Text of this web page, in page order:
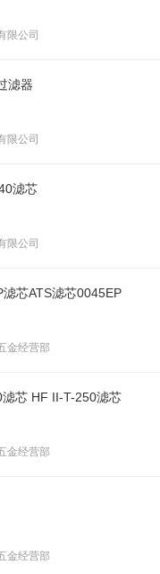
限公司
滤器
限公司
滤芯
限公司
芯ATS滤芯0045EP
金经营部
芯 HF II-T-250滤芯
金经营部
金经营部